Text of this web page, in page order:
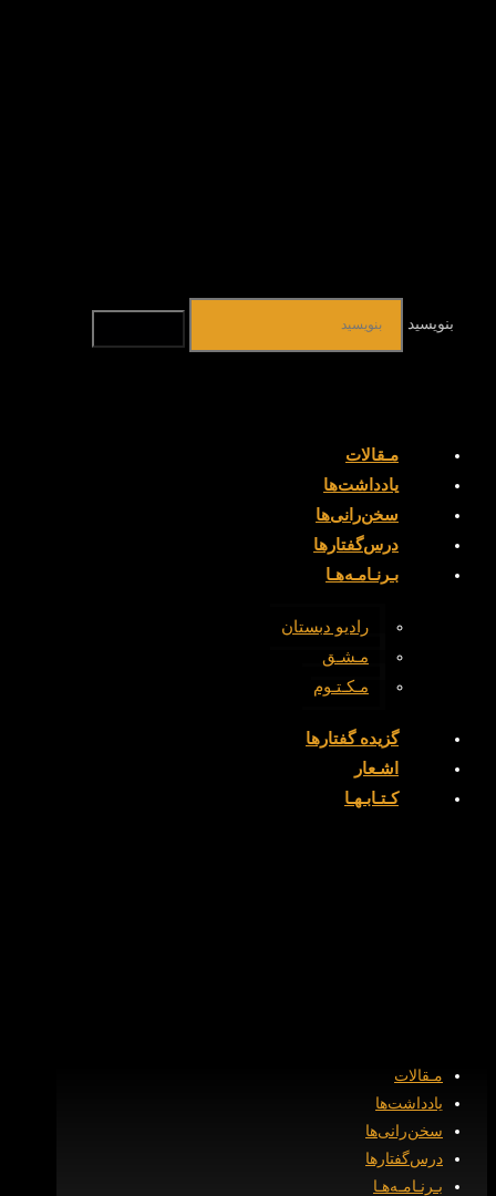
بنویسید
مـقالات
یادداشت‌ها
‌سخن‌رانی‌ها
درس‌گفتارها
بـرنـامـه‌هـا
رادیو دبستان
مـشـق
مـکـتـوم
گزیده گفتارها
اشـعار
کـتـابـهـا
مـقالات
یادداشت‌ها
‌سخن‌رانی‌ها
درس‌گفتارها
بـرنـامـه‌هـا